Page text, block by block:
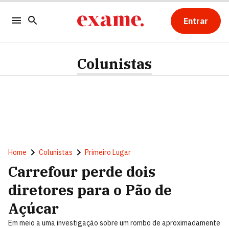
Entrar
Colunistas
Home Colunistas Primeiro Lugar
Carrefour perde dois
diretores para o Pão de
Açúcar
Em meio a uma investigação sobre um rombo de aproximadamente